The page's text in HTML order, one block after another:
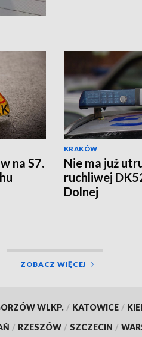
na S7.
KRAKÓW
Nie ma już
ruchliwej
Dolnej
ZOBACZ WIĘCEJ
WLKP. / KATOWICE /
/ RZESZÓW / SZCZECIN /